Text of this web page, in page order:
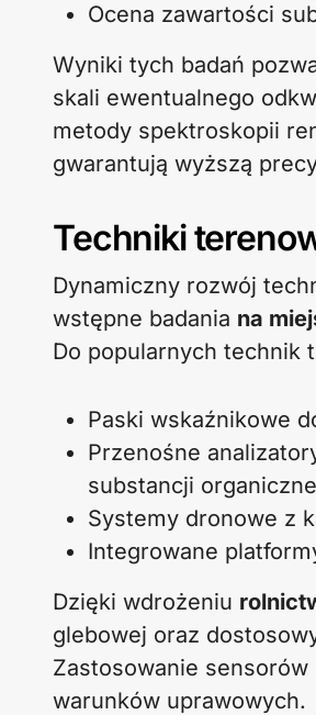
Ocena zawartości
Wyniki tych badań
skali ewentualnego
metody spektroskopii
gwarantują wyższą
Techniki
Dynamiczny rozwój
wstępne badania na
Do popularnych technik
Paski wskaźnikowe
Przenośne
substancji
Systemy dronowe z
Integrowane
Dzięki wdrożeniu
glebowej oraz
Zastosowanie
warunków uprawowych.